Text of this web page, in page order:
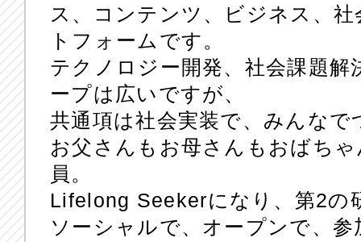
ス、コンテンツ、ビジネス、
トフォームです。
テクノロジー開発、社会課題
ープは広いですが、
共通項は社会実装で、みんな
お父さんもお母さんもおばち
員。
Lifelong Seekerになり、第2の
ソーシャルで、オープンで、